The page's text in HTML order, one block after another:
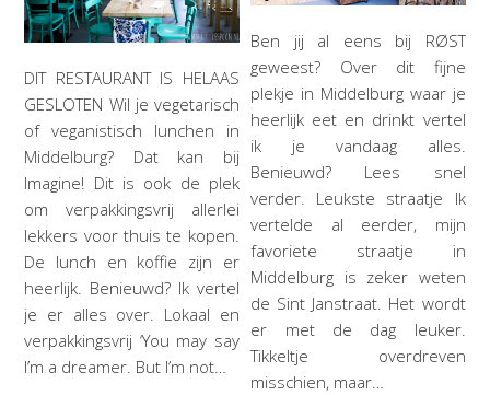
DIT RESTAURANT IS HELAAS
GESLOTEN Wil je vegetarisch
of veganistisch lunchen in
Middelburg? Dat kan bij
Imagine! Dit is ook de plek
om verpakkingsvrij allerlei
lekkers voor thuis te kopen.
De lunch en koffie zijn er
heerlijk. Benieuwd? Ik vertel
je er alles over. Lokaal en
verpakkingsvrij ‘You may say
I’m a dreamer. But I’m not…
Ben jij al eens bij RØST
geweest? Over dit fijne
plekje in Middelburg waar je
heerlijk eet en drinkt vertel
ik je vandaag alles.
Benieuwd? Lees snel
verder. Leukste straatje Ik
vertelde al eerder, mijn
favoriete straatje in
Middelburg is zeker weten
de Sint Janstraat. Het wordt
er met de dag leuker.
Tikkeltje overdreven
misschien, maar…